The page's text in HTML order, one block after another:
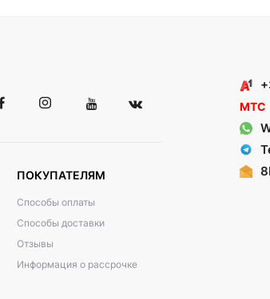
ПОКУПАТЕЛЯМ
Способы оплаты
Способы доставки
Отзывы
Информация о рассрочке
МТС